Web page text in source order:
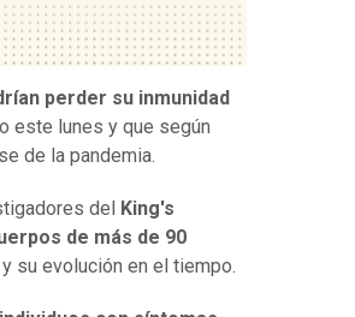
perder su inmunidad
este lunes y que según
de la pandemia.
del
King's
de más de 90
y su evolución en el tiempo.